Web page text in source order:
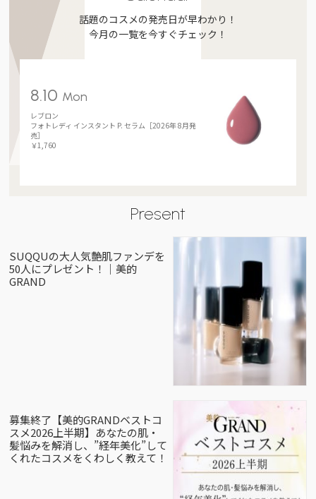
話題のコスメの発売日が早わかり！
今月の一覧を今すぐチェック！
8.10 Mon
レブロン
フォトレディ インスタント P. セラム［2026年 8月発
売］
￥1,760
Present
SUQQUの大人気艶肌ファンデを
50人にプレゼント！｜美的
GRAND
募集終了【美的GRANDベストコ
スメ2026上半期】あなたの肌・
髪悩みを解消し、”経年美化”して
くれたコスメをくわしく教えて！